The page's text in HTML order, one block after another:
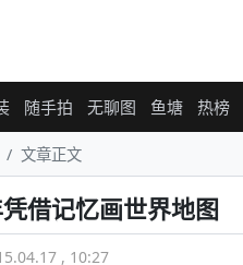
随手拍 无聊图 鱼塘 热榜
文章正文
借记忆画世界地图
, 10:27